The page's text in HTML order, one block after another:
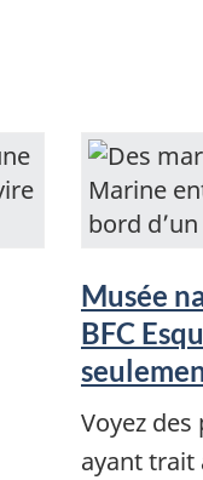
Musée
BFC
Voyez
ayant trait